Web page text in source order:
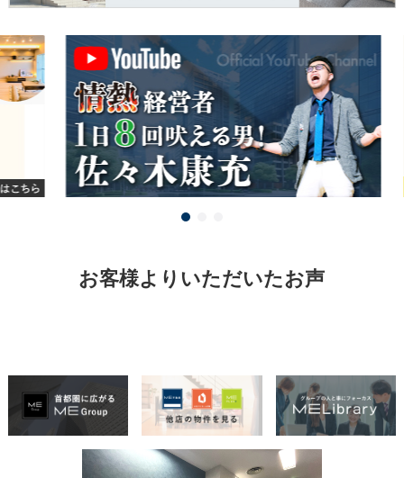
お客様よりいただいたお声